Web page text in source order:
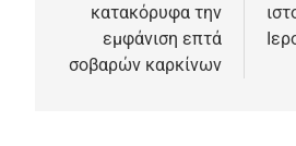
κατακόρυφα την
εμφάνιση επτά
σοβαρών καρκίνων